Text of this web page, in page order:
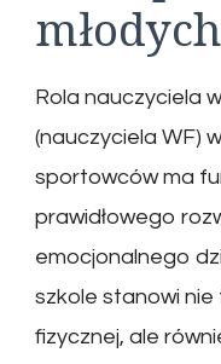
Rola nauczyciela
(nauczyciela WF)
sportowców ma
prawidłowego
emocjonalnego
szkole stanowi
fizycznej, ale